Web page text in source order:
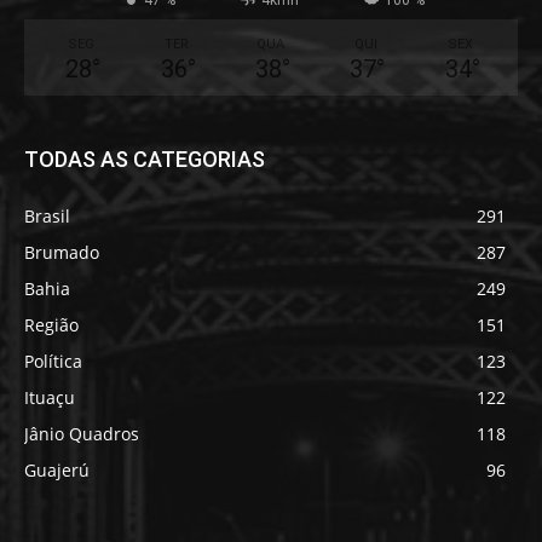
28° 36°
QUA
38° 37° 34°
TODAS AS CATEGORIAS
Brasil
291
Brumado
287
Bahia
249
Região
151
Política
123
Ituaçu
122
Jânio Quadros
118
Guajerú
96